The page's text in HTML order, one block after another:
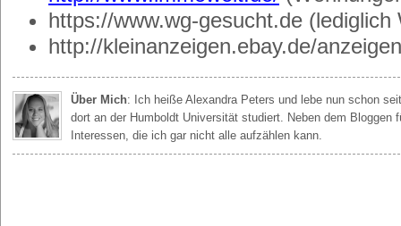
https://www.wg-gesucht.de (lediglich
http://kleinanzeigen.ebay.de/
Über Mich: Ich heiße Alexandra Peters und lebe nun schon
dort an der Humboldt Universität studiert. Neben dem Bloggen
Interessen, die ich gar nicht alle aufzählen kann.